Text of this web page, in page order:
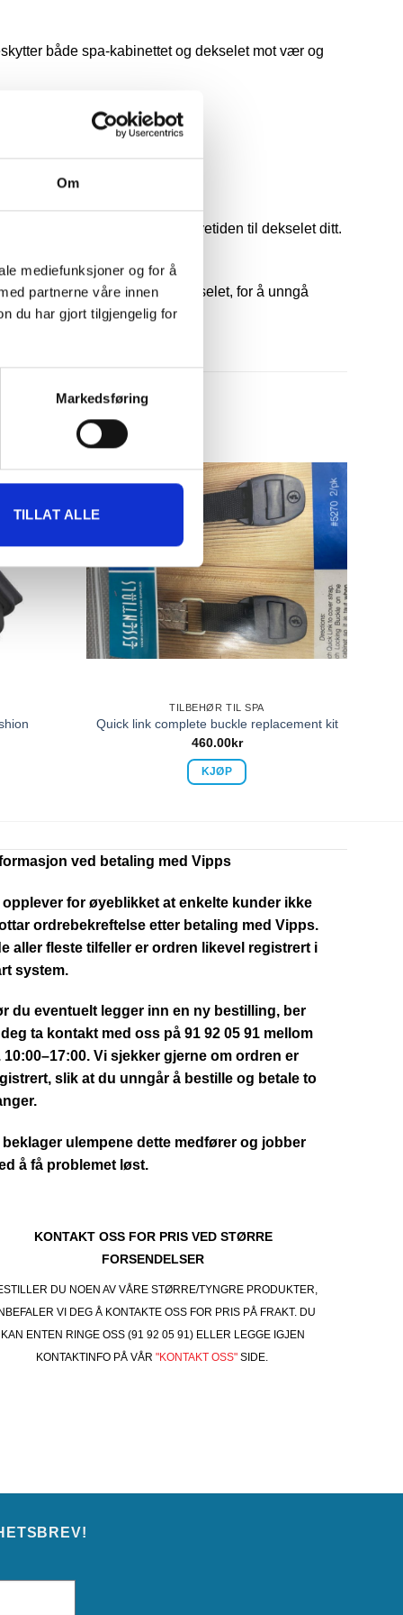
Om
mediefunksjoner og for å
partnerne våre innen
du har gjort tilgjengelig for
Markedsføring
TILLAT ALLE
både spa-kabinettet og dekselet mot vær og
men vil bidra til å forlenge levetiden til dekselet ditt.
av det vanlige boblebaddekselet, for å unngå
TILBEHØR TIL SPA
Quick link complete buckle replacement kit
460.00kr
KJØP
ved betaling med Vipps
opplever for øyeblikket at enkelte kunder ikke
ordrebekreftelse etter betaling med Vipps.
aller fleste tilfeller er ordren likevel registrert i
system.
du eventuelt legger inn en ny bestilling, ber
ta kontakt med oss på 91 92 05 91 mellom
10:00–17:00. Vi sjekker gjerne om ordren er
slik at du unngår å bestille og betale to
beklager ulempene dette medfører og jobber
å få problemet løst.
KONTAKT OSS FOR PRIS VED STØRRE
FORSENDELSER
DU NOEN AV VÅRE STØRRE/TYNGRE PRODUKTER,
VI DEG Å KONTAKTE OSS FOR PRIS PÅ FRAKT. DU
KAN ENTEN RINGE OSS (91 92 05 91) ELLER LEGGE IGJEN
KONTAKTINFO PÅ VÅR "KONTAKT OSS"SIDE.